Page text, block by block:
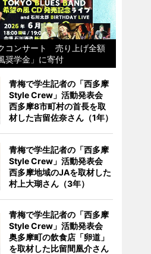
コンサート 売り上げ全額
奨学金」に寄付
青梅で学生記者の「西多摩
Style Crew」活動発表会
西多摩8市町村の首長を取
材した吉留佐奈さん（1年）
青梅で学生記者の「西多摩
Style Crew」活動発表会
西多摩地域のJAを取材した
村上大瑚さん（3年）
青梅で学生記者の「西多摩
Style Crew」活動発表会
奥多摩町の飲食店「卵道」
を取材した比留間凰介さん